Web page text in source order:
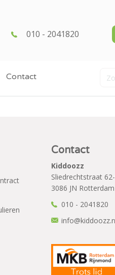
010 - 2041820
Contact
Contact
Kiddoozz
Sliedrechtstraat
3086 JN Rotterdam
010 - 2041820